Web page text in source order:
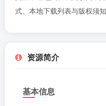
式、本地下载列表与版权须
资源简介
基本信息